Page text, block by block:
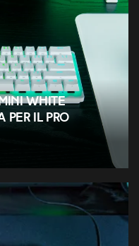
White
per il Pro